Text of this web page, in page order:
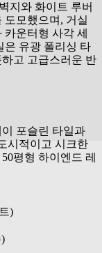
지와 화이트 루버
도모했으며, 거실
운터형 사각 세
은 유광 폴리싱 타
고 고급스러운 반
포슬린 타일과
시적이고 시크한
평형 하이엔드 레
)